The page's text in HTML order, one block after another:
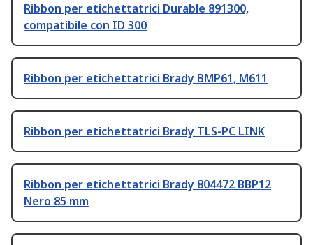
Ribbon per etichettatrici Durable 891300,
compatibile con ID 300
Ribbon per etichettatrici Brady BMP61, M611
Ribbon per etichettatrici Brady TLS-PC LINK
Ribbon per etichettatrici Brady 804472 BBP12
Nero 85 mm